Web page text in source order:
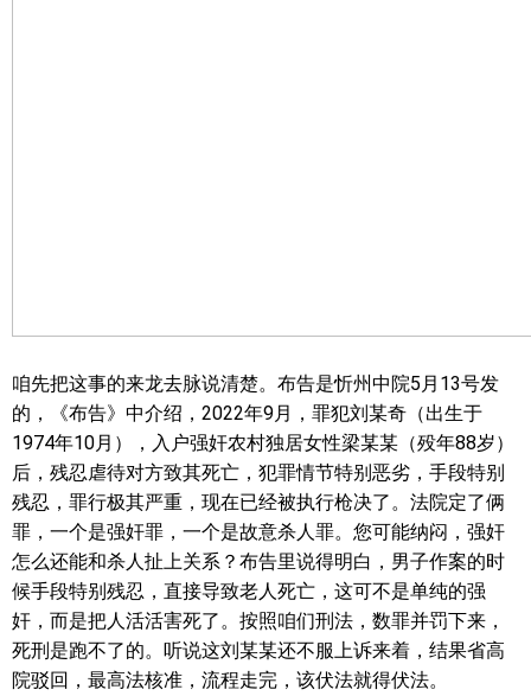
咱先把这事的来龙去脉说清楚。布告是忻州中院5月13号发
的，《布告》中介绍，2022年9月，罪犯刘某奇（出生于
1974年10月），入户强奸农村独居女性梁某某（殁年88岁）
后，残忍虐待对方致其死亡，犯罪情节特别恶劣，手段特别
残忍，罪行极其严重，现在已经被执行枪决了。法院定了俩
罪，一个是强奸罪，一个是故意杀人罪。您可能纳闷，强奸
怎么还能和杀人扯上关系？布告里说得明白，男子作案的时
候手段特别残忍，直接导致老人死亡，这可不是单纯的强
奸，而是把人活活害死了。按照咱们刑法，数罪并罚下来，
死刑是跑不了的。听说这刘某某还不服上诉来着，结果省高
院驳回，最高法核准，流程走完，该伏法就得伏法。